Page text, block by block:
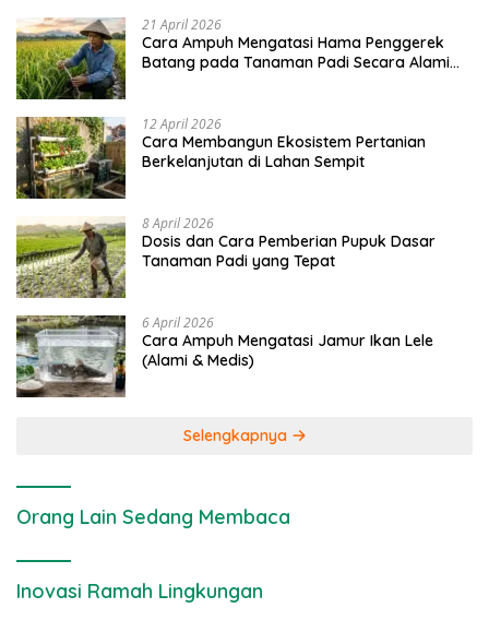
21 April 2026
Cara Ampuh Mengatasi Hama Penggerek
Batang pada Tanaman Padi Secara Alami
12 April 2026
Cara Membangun Ekosistem Pertanian
Berkelanjutan di Lahan Sempit
8 April 2026
Dosis dan Cara Pemberian Pupuk Dasar
Tanaman Padi yang Tepat
6 April 2026
Cara Ampuh Mengatasi Jamur Ikan Lele
(Alami & Medis)
Selengkapnya
Orang Lain Sedang Membaca
Inovasi Ramah Lingkungan